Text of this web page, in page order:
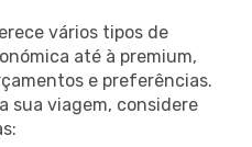
vários tipos de
até à premium,
e preferências.
sua viagem, considere